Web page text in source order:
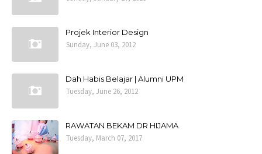
Projek Interior Design
Sunday, June 03, 2012
Dah Habis Belajar | Alumni UPM
Tuesday, June 26, 2012
RAWATAN BEKAM DR HIJAMA
Tuesday, March 07, 2017